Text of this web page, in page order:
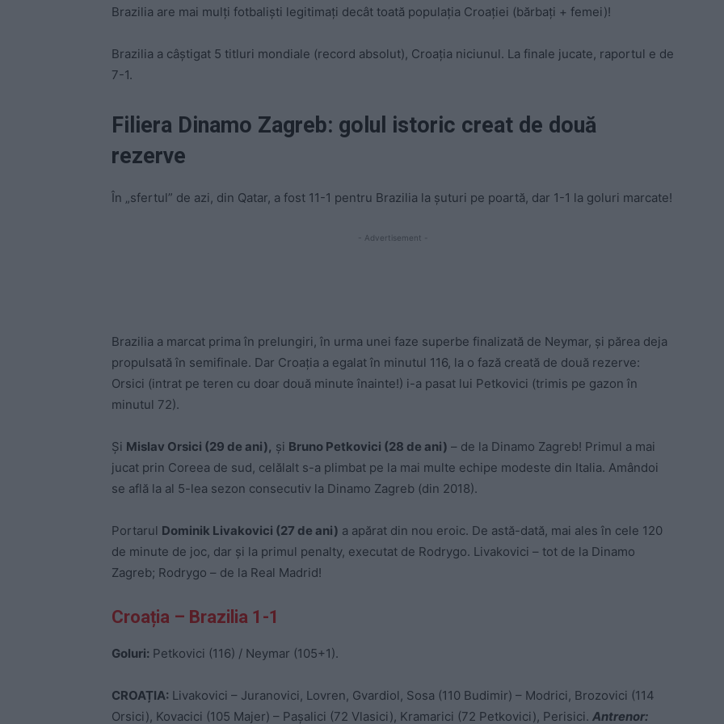
Brazilia are mai mulți fotbaliști legitimați decât toată populația Croației (bărbați + femei)!
Brazilia a câștigat 5 titluri mondiale (record absolut), Croația niciunul. La finale jucate, raportul e de
7-1.
Filiera Dinamo Zagreb: golul istoric creat de două
rezerve
În „sfertul” de azi, din Qatar, a fost 11-1 pentru Brazilia la șuturi pe poartă, dar 1-1 la goluri marcate!
- Advertisement -
Brazilia a marcat prima în prelungiri, în urma unei faze superbe finalizată de Neymar, și părea deja
propulsată în semifinale. Dar Croația a egalat în minutul 116, la o fază creată de două rezerve:
Orsici (intrat pe teren cu doar două minute înainte!) i-a pasat lui Petkovici (trimis pe gazon în
minutul 72).
Și Mislav Orsici (29 de ani), și Bruno Petkovici (28 de ani) – de la Dinamo Zagreb! Primul a mai
jucat prin Coreea de sud, celălalt s-a plimbat pe la mai multe echipe modeste din Italia. Amândoi
se află la al 5-lea sezon consecutiv la Dinamo Zagreb (din 2018).
Portarul Dominik Livakovici (27 de ani) a apărat din nou eroic. De astă-dată, mai ales în cele 120
de minute de joc, dar și la primul penalty, executat de Rodrygo. Livakovici – tot de la Dinamo
Zagreb; Rodrygo – de la Real Madrid!
Croația – Brazilia 1-1
Goluri: Petkovici (116) / Neymar (105+1).
CROAȚIA: Livakovici – Juranovici, Lovren, Gvardiol, Sosa (110 Budimir) – Modrici, Brozovici (114
Orsici), Kovacici (105 Majer) – Pașalici (72 Vlasici), Kramarici (72 Petkovici), Perisici. Antrenor: